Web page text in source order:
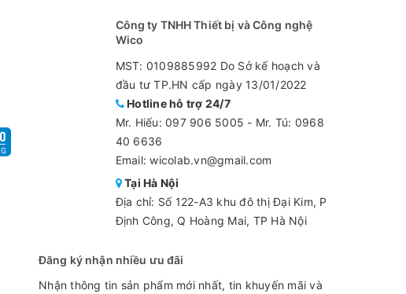
Công ty TNHH Thiết bị và Công nghệ
Wico
MST: 0109885992 Do Sở kế hoạch và
đầu tư TP.HN cấp ngày 13/01/2022
Hotline hỗ trợ 24/7
Mr. Hiếu: 097 906 5005 - Mr. Tú: 0968
40 6636
Email: wicolab.vn@gmail.com
Tại Hà Nội
Địa chỉ: Số 122-A3 khu đô thị Đại Kim, P
Định Công, Q Hoàng Mai, TP Hà Nội
Đăng ký nhận nhiều ưu đãi
Nhận thông tin sản phẩm mới nhất, tin khuyến mãi và